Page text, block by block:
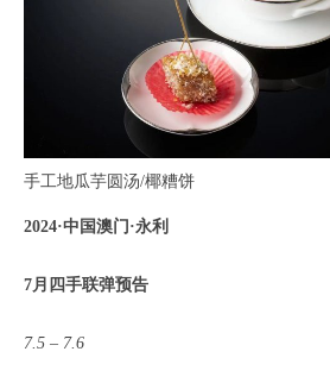
手工地瓜芋圆汤/椰糟饼
2024·中国澳门·永利
7月四手联弹预告
7.5 – 7.6